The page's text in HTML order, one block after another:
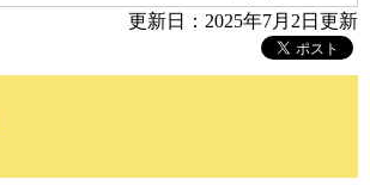
更新日：2025年7月2日更新